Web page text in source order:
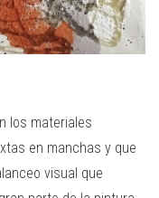
los materiales
en manchas y que
visual que